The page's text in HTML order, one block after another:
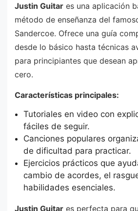
Justin Guitar es una aplicación
método de enseñanza del
Sandercoe. Ofrece una guía
desde lo básico hasta técnicas
para principiantes que desean
cero.
Características principales:
Tutoriales en video con
fáciles de seguir.
Canciones populares
de dificultad para practicar.
Ejercicios prácticos que
cambio de acordes, el
habilidades esenciales.
Justin Guitar es perfecta para